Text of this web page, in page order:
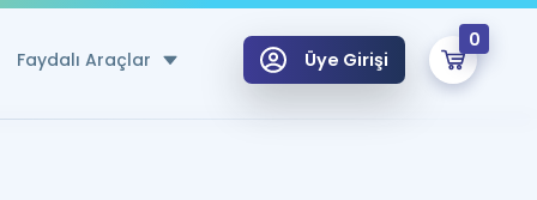
Faydalı Araçlar Üye Girişi
0